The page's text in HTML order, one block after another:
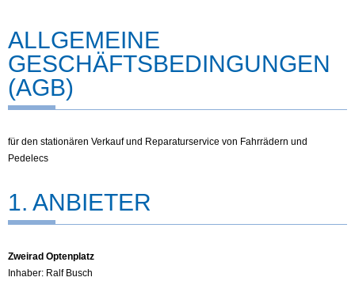
ALLGEMEINE
GESCHÄFTSBEDINGUNGEN
(AGB)
für den stationären Verkauf und Reparaturservice von Fahrrädern und
Pedelecs
1. ANBIETER
Zweirad Optenplatz
Inhaber: Ralf Busch